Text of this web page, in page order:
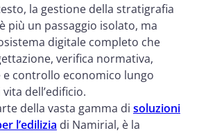
la gestione della stratigrafia
più un passaggio isolato, ma
digitale completo che
verifica normativa,
controllo economico lungo
dell’edificio.
della vasta gamma di soluzioni
l’edilizia di Namirial, è la